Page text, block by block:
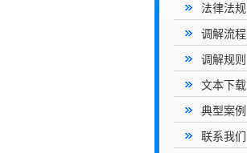
法律法规
调解流程
调解规则
文本下载
典型案例
联系我们